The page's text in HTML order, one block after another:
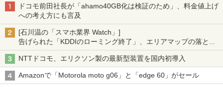
ドコモ前田社長が「ahamo40GB化は検証のため」、料金値上げ
への考え方にも言及
[石川温の「スマホ業界 Watch」]
告げられた「KDDIのローミング終了」、エリアマップの落とし
穴と楽天モバイルの課題
NTTドコモ、エリクソン製の最新型装置を国内初導入
Amazonで「Motorola moto g06」と「edge 60」がセール